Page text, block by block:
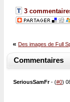
3
« Des images de Full
Commentaires
SeriousSamFr- (#0)